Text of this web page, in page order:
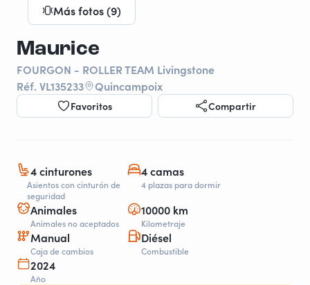
Más fotos (9)
Maurice
FOURGON - ROLLER TEAM Livingstone
Réf. VL135233
Quincampoix
Favoritos Compartir
4 cinturones
Asientos con cinturón de
seguridad
4 camas
4 plazas para dormir
Animales
Animales no aceptados
10000 km
Kilometraje
Manual
Caja de cambios
Diésel
Combustible
2024
Año